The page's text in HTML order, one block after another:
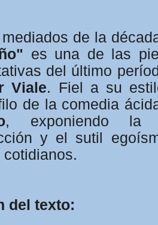
de la
es una de las
del último
Viale. Fiel a su
de la comedia
, exponiendo la
y el sutil
cotidianos.
del texto: